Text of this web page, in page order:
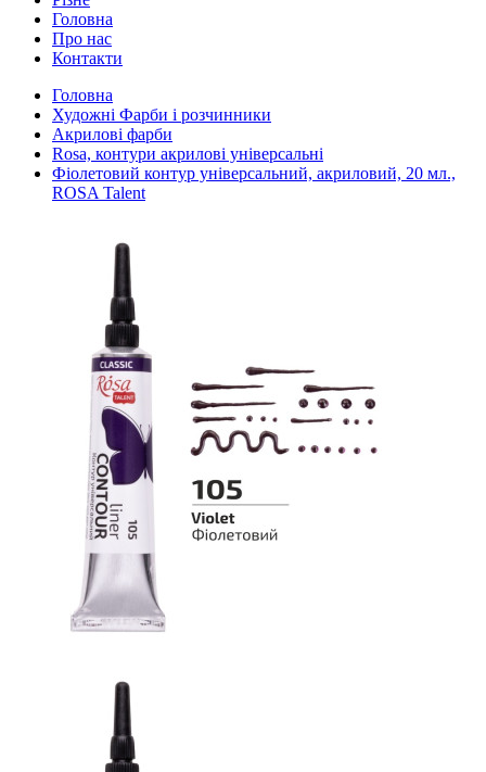
Головна
Про нас
Контакти
Головна
Художні Фарби і розчинники
Акрилові фарби
Rosa, контури акрилові універсальні
Фіолетовий контур універсальний, акриловий, 20 мл.,
ROSA Talent